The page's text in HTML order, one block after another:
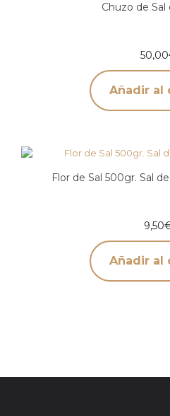
Chuzo de Sal
50,00
Añadir al
Flor de Sal 500gr. Sal
9,50
Añadir al